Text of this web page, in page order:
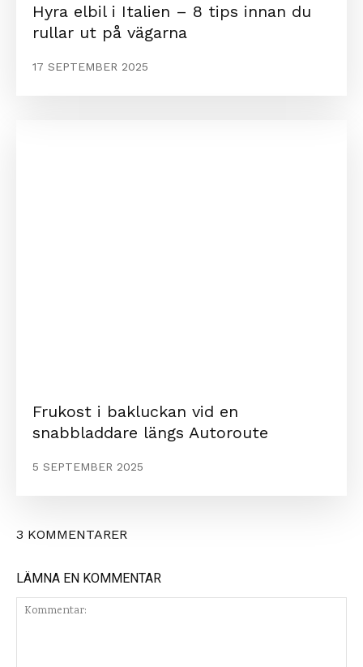
Hyra elbil i Italien – 8 tips innan du
rullar ut på vägarna
17 SEPTEMBER 2025
Frukost i bakluckan vid en
snabbladdare längs Autoroute
5 SEPTEMBER 2025
3 KOMMENTARER
LÄMNA EN KOMMENTAR